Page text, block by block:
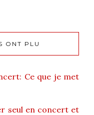
ONT PLU
Ce que je met
seul en concert et